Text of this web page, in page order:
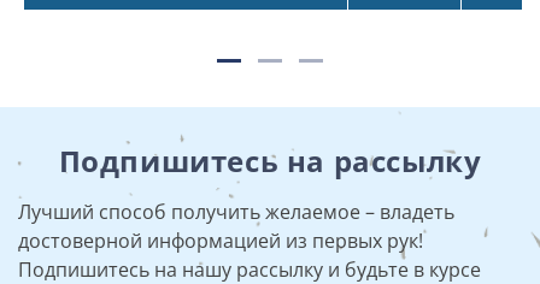
Подпишитесь на рассылку
Лучший способ получить желаемое – владеть
достоверной информацией из первых рук!
Подпишитесь на нашу рассылку и будьте в курсе